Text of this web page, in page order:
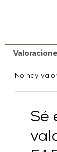
No hay
Sé